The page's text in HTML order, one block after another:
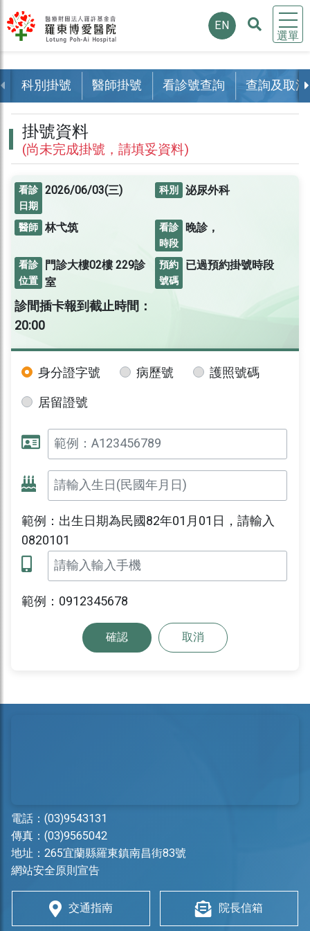
選單
EN
科別掛號 醫師掛號 看診號查詢 查詢及取消
掛號資料
(尚未完成掛號，請填妥資料)
看診
日期
2026/06/03(三) 科別 泌尿外科
醫師 林弋筑
看診
時段
晚診，
看診
位置
門診大樓02樓229診
室
預約
號碼
已過預約掛號時段
診間插卡報到截止時間：
20:00
身分證字號 病歷號
護照號碼
居留證號
範例：出生日期為民國82年01月01日，請輸入
0820101
範例：0912345678
確認 取消
電話： (03)9543131
傳真：(03)9565042
地址： 265宜蘭縣羅東鎮南昌街83號
網站安全原則宣告
交通指南 院長信箱